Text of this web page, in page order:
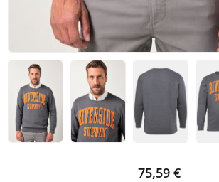
75,59 €